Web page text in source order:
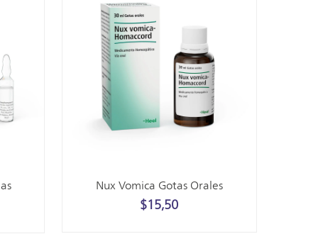
Nux Vomica Gotas Orales
$15,50